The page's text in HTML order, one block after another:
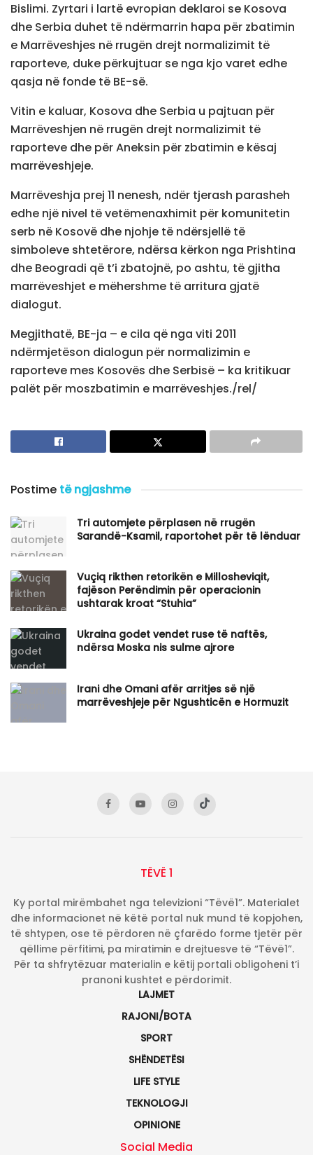
Bislimi. Zyrtari i lartë evropian deklaroi se Kosova
dhe Serbia duhet të ndërmarrin hapa për zbatimin
e Marrëveshjes në rrugën drejt normalizimit të
raporteve, duke përkujtuar se nga kjo varet edhe
qasja në fonde të BE-së.
Vitin e kaluar, Kosova dhe Serbia u pajtuan për
Marrëveshjen në rrugën drejt normalizimit të
raporteve dhe për Aneksin për zbatimin e kësaj
marrëveshjeje.
Marrëveshja prej 11 nenesh, ndër tjerash parasheh
edhe një nivel të vetëmenaxhimit për komunitetin
serb në Kosovë dhe njohje të ndërsjellë të
simboleve shtetërore, ndërsa kërkon nga Prishtina
dhe Beogradi që t’i zbatojnë, po ashtu, të gjitha
marrëveshjet e mëhershme të arritura gjatë
dialogut.
Megjithatë, BE-ja – e cila që nga viti 2011
ndërmjetëson dialogun për normalizimin e
raporteve mes Kosovës dhe Serbisë – ka kritikuar
palët për moszbatimin e marrëveshjes./rel/
Postime të ngjashme
Tri automjete përplasen në rrugën
Sarandë-Ksamil, raportohet për të lënduar
Vuçiq rikthen retorikën e Millosheviqit,
fajëson Perëndimin për operacionin
ushtarak kroat “Stuhia”
Ukraina godet vendet ruse të naftës,
ndërsa Moska nis sulme ajrore
Irani dhe Omani afër arritjes së një
marrëveshjeje për Ngushticën e Hormuzit
TËVË 1
Ky portal mirëmbahet nga televizioni “Tëvë1”. Materialet
dhe informacionet në këtë portal nuk mund të kopjohen,
të shtypen, ose të përdoren në çfarëdo forme tjetër për
qëllime përfitimi, pa miratimin e drejtuesve të “Tëvë1”.
Për ta shfrytëzuar materialin e këtij portali obligoheni t’i
pranoni kushtet e përdorimit.
LAJMET
RAJONI/BOTA
SPORT
SHËNDETËSI
LIFE STYLE
TEKNOLOGJI
OPINIONE
Social Media